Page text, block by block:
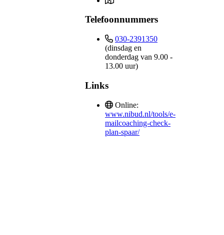
Telefoonnummers
030-2391350
(dinsdag en
donderdag van 9.00 -
13.00 uur)
Links
Online:
www.nibud.nl/tools/e-
mailcoaching-check-
plan-spaar/